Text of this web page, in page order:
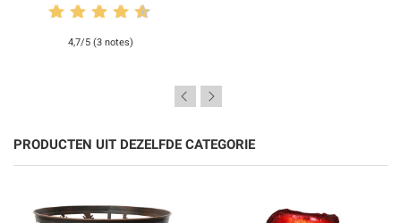
4,7/5 (3 notes)
PRODUCTEN UIT DEZELFDE CATEGORIE